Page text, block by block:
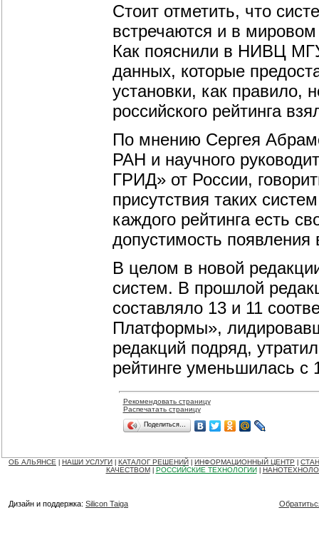
Стоит отметить, что
встречаются и в
Как пояснили в НИВЦ
данных, которые
установки, как правило,
российского рейтинга
По мнению Сергея
РАН и научного
ГРИД» от России,
присутствия таких
каждого рейтинга есть
допустимость появления
В целом в новой
систем. В прошлой
составляло 13 и 11
Платформы»,
редакций подряд,
рейтинге уменьшилась с
Рекомендовать страницу
Распечатать страницу
Поделиться…
ОБ АЛЬЯНСЕ НАШИ УСЛУГИ КАТАЛОГ РЕШЕНИЙ ИНФОРМАЦИОННЫЙ ЦЕНТР
КАЧЕСТВОМ
РОССИЙСКИЕ ТЕХНОЛОГИИ
Дизайн и поддержка: Silicon Taiga